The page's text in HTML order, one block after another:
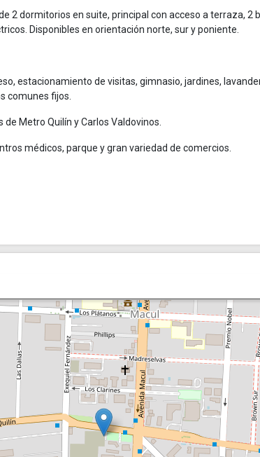
2 dormitorios en suite, principal con acceso a terraza, 2
Disponibles en orientación norte, sur y poniente.
estacionamiento de visitas, gimnasio, jardines,
comunes fijos.
Metro Quilín y Carlos Valdovinos.
médicos, parque y gran variedad de comercios.